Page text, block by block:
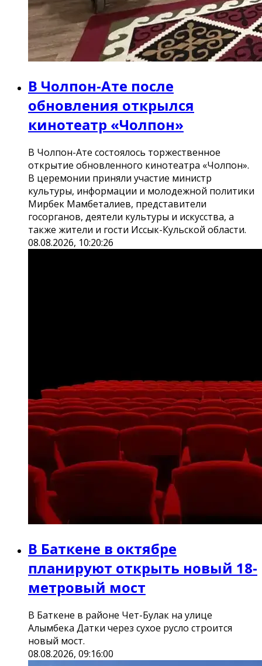
В Чолпон-Ате после
обновления открылся
кинотеатр «Чолпон»
В Чолпон-Ате состоялось торжественное
открытие обновленного кинотеатра «Чолпон».
В церемонии приняли участие министр
культуры, информации и молодежной политики
Мирбек Мамбеталиев, представители
госорганов, деятели культуры и искусства, а
также жители и гости Иссык-Кульской области.
08.08.2026, 10:20:26
В Баткене в октябре
планируют открыть новый 18-
метровый мост
В Баткене в районе Чет-Булак на улице
Алымбека Датки через сухое русло строится
новый мост.
08.08.2026, 09:16:00